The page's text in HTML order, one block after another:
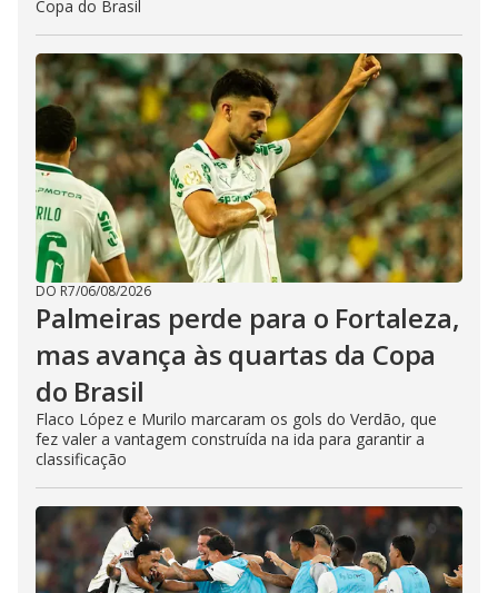
Copa do Brasil
DO R7/06/08/2026
Palmeiras perde para o Fortaleza,
mas avança às quartas da Copa
do Brasil
Flaco López e Murilo marcaram os gols do Verdão, que
fez valer a vantagem construída na ida para garantir a
classificação